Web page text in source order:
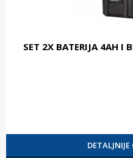
SET 2X BATERIJA 4AH I